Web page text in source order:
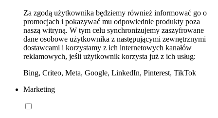
Za zgodą użytkownika będziemy również informować go o
promocjach i pokazywać mu odpowiednie produkty poza
naszą witryną. W tym celu synchronizujemy zaszyfrowane
dane osobowe użytkownika z następującymi zewnętrznymi
dostawcami i korzystamy z ich internetowych kanałów
reklamowych, jeśli użytkownik korzysta już z ich usług:
Bing, Criteo, Meta, Google, LinkedIn, Pinterest, TikTok
Marketing